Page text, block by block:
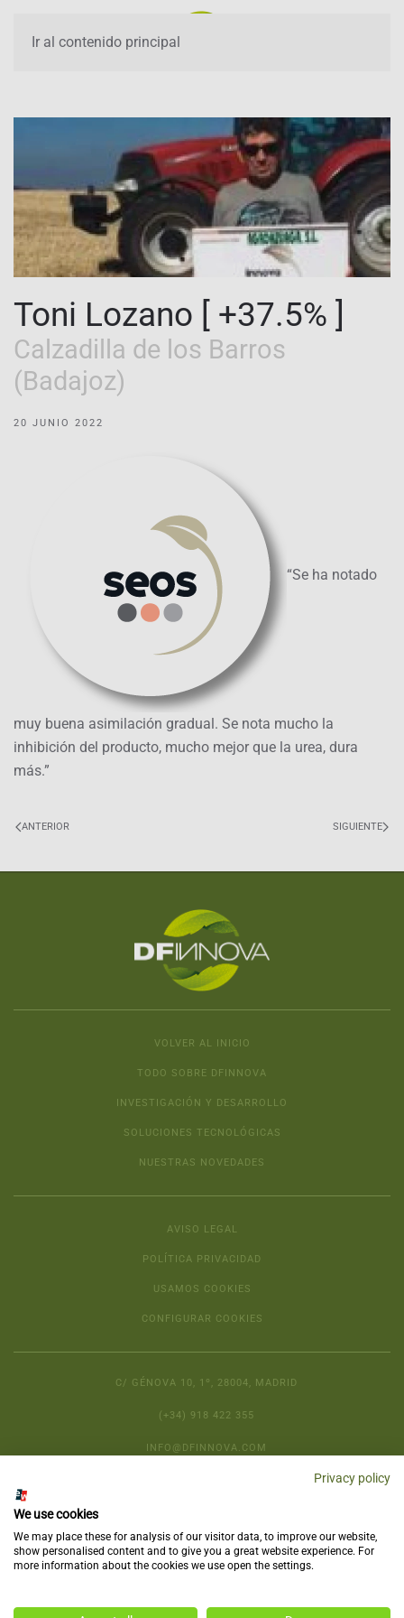
Ir al contenido principal
Toni Lozano [ +37.5% ]
Calzadilla de los Barros
(Badajoz)
20 JUNIO 2022
“Se ha notado
muy buena asimilación gradual. Se nota mucho la
inhibición del producto, mucho mejor que la urea, dura
más.”
ANTERIOR SIGUIENTE
VOLVER AL INICIO
TODO SOBRE DFINNOVA
INVESTIGACIÓN Y DESARROLLO
SOLUCIONES TECNOLÓGICAS
NUESTRAS NOVEDADES
AVISO LEGAL
POLÍTICA PRIVACIDAD
USAMOS COOKIES
CONFIGURAR COOKIES
C/ GÉNOVA 10, 1º, 28004, MADRID
(+34) 918 422 355
INFO@DFINNOVA.COM
Privacy policy
We use cookies
We may place these for analysis of our visitor data, to improve our website,
show personalised content and to give you a great website experience. For
more information about the cookies we use open the settings.